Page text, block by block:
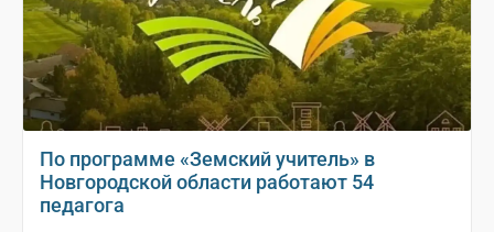
По программе «Земский учитель» в
Новгородской области работают 54
педагога